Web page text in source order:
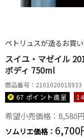
ペトリュスが造るお買
スイユ・マゼイル
ボディ 750ml
商品番号：2101020018933
67 ポイント進呈 14
希望小売価格：8,580円
ソムリエ価格： 6,700